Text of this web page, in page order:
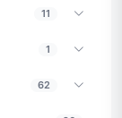
11
1
62